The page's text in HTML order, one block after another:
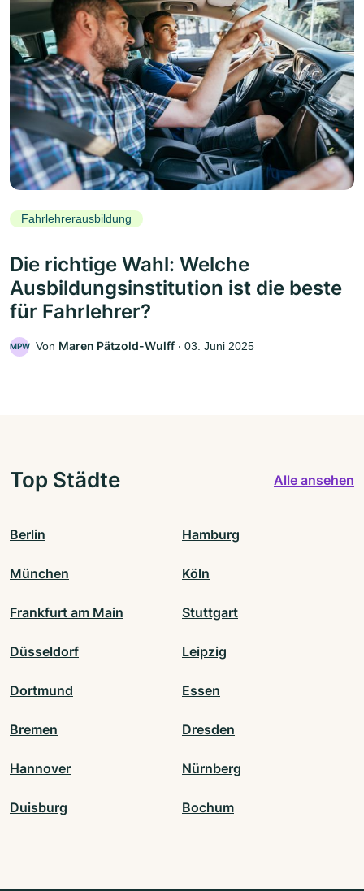
Fahrlehrerausbildung
Die richtige Wahl: Welche
Ausbildungsinstitution ist die beste
für Fahrlehrer?
MPW Von Maren Pätzold-Wulff ‧ 03. Juni 2025
Top Städte Alle ansehen
Berlin Hamburg
München Köln
Frankfurt am Main Stuttgart
Düsseldorf Leipzig
Dortmund Essen
Bremen Dresden
Hannover Nürnberg
Duisburg Bochum